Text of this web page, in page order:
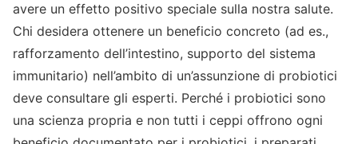
avere un effetto positivo speciale sulla nostra salute.
Chi desidera ottenere un beneficio concreto (ad es.,
rafforzamento dell’intestino, supporto del sistema
immunitario) nell’ambito di un’assunzione di probiotici
deve consultare gli esperti. Perché i probiotici sono
una scienza propria e non tutti i ceppi offrono ogni